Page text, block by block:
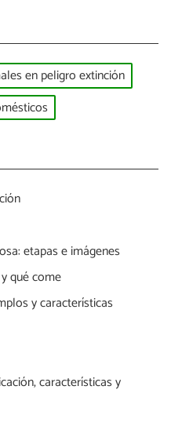
en peligro extinción
etapas e imágenes
qué come
y características
características y